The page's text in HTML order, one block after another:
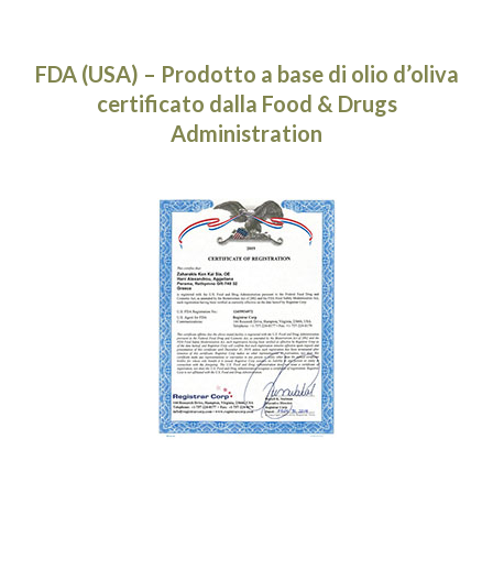
FDA (USA) – Prodotto a base di olio d’oliva
certificato dalla Food & Drugs
Administration